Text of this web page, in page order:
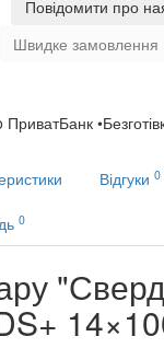
Повідомити про
Швидке замовлення
Відгуки 0
0